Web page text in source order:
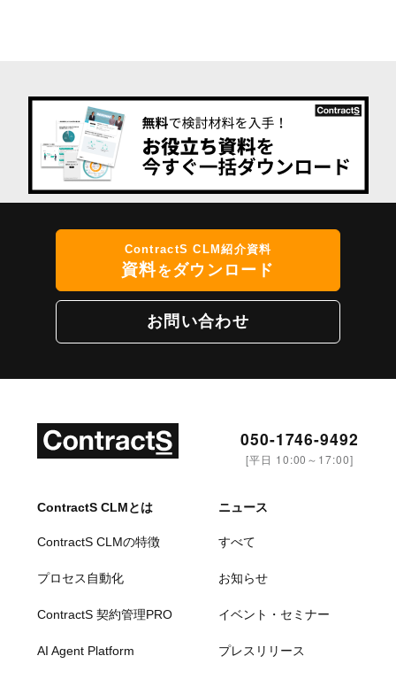
ContractS CLM紹介資料
資料をダウンロード
お問い合わせ
050-1746-9492
[平日 10:00～17:00]
ContractS CLMとは
ContractS CLMの特徴
プロセス自動化
ContractS 契約管理PRO
AI Agent Platform
ニュース
すべて
お知らせ
イベント・セミナー
プレスリリース